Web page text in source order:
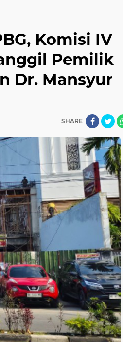
Komisi IV
Pemilik
Dr. Mansyur
SHARE